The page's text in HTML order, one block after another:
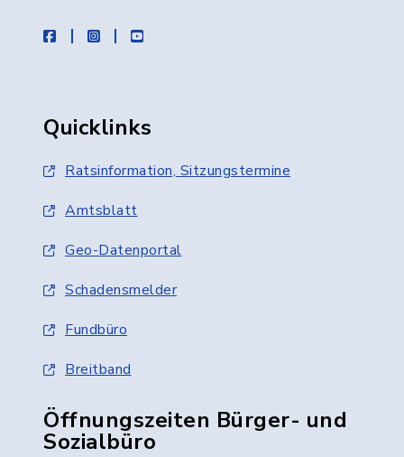
facebookinstagramyoutube
Quicklinks
Ratsinformation, Sitzungstermine
Amtsblatt
Geo-Datenportal
Schadensmelder
Fundbüro
Breitband
Öffnungszeiten Bürger- und
Sozialbüro